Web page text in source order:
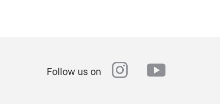
Follow us on instagram
youtube